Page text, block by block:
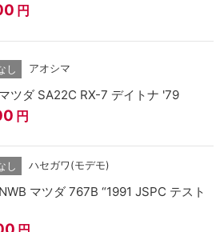
円
し アオシマ
ツダ SA22C RX-7 デイトナ '79
円
し ハセガワ(モデモ)
マツダ 767B “1991 JSPC テスト